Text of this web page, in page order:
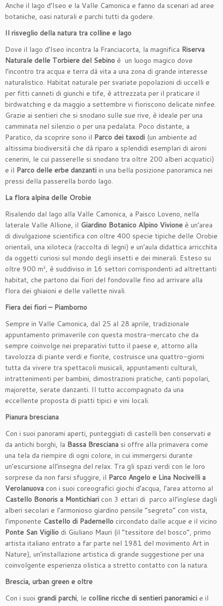
Anche il lago d’Iseo e la Valle Camonica e fanno da scenari ad aree
botaniche, oasi naturali e parchi tutti da godere.
Il risveglio della natura tra colline e lago
Dove il lago d’Iseo incontra la Franciacorta, la magnifica Riserva
Naturale delle Torbiere del Sebino è un luogo magico dove
l’incontro tra acqua e terra dà vita a una zona di grande interesse
naturalistico. Habitat naturale per svariate popolazioni di uccelli e
per fitti canneti di giunchi e tife, è attrezzata per il praticare il
birdwatching e da maggio a settembre vi fioriscono delicate ninfee.
Grazie ai sentieri che si snodano sulle sue rive, è ideale per una
camminata nel silenzio o per una pedalata. Poco distante, a
Paratico, da scoprire sono il Parco dei taxodi (un ambiente ad
altissima biodiversità che dà riparo a splendidi esemplari di aironi
cenerini, le cui passerelle si snodano tra oltre 200 alberi acquatici)
e il Parco delle erbe danzanti in una bella posizione panoramica nei
pressi della passerella bordo lago.
La flora alpina delle Orobie
Risalendo dal lago alla Valle Camonica, a Paisco Loveno, nella
laterale Valle Allione, il Giardino Botanico Alpino Vivione è un’area
di divulgazione scientifica con oltre 400 specie tipiche delle Orobie
orientali, una xiloteca (raccolta di legni) e un’aula didattica arricchita
da oggetti curiosi sul mondo degli insetti e dei minerali. Esteso su
oltre 900 m², è suddiviso in 16 settori corrispondenti ad altrettanti
habitat, che partono dai fiori del fondovalle fino ad arrivare alla
flora dei ghiaioni e delle vallette nivali.
Fiera dei fiori – Piamborno
Sempre in Valle Camonica, dal 25 al 28 aprile, tradizionale
appuntamento primaverile con questa mostra-mercato che da
sempre coinvolge nei preparativi tutto il paese e, attorno alla
tavolozza di piante verdi e fiorite, costruisce una quattro-giorni
tutta da vivere tra spettacoli musicali, appuntamenti culturali,
intrattenimenti per bambini, dimostrazioni pratiche, canti popolari,
majorette, serate danzanti. Il tutto accompagnato da una
eccellente proposta di piatti tipici e vini locali.
Pianura bresciana
Con i suoi panorami aperti, punteggiati di castelli ben conservati e
da antichi borghi, la Bassa Bresciana si offre alla primavera come
una tela da riempire di ogni colore, in cui immergersi durante
un’escursione all’insegna del relax. Tra gli spazi verdi con le loro
sorprese da non farsi sfuggire, il Parco Angelo e Lina Nocivelli a
Verolanuova con i suoi coreografici giochi d’acqua, l’area attorno al
Castello Bonoris a Montichiari con 3 ettari di parco all’inglese dagli
alberi secolari e l’armonioso giardino pensile “segreto” con vista,
l’imponente Castello di Padernello circondato dalle acque e il vicino
Ponte San Vigilio di Giuliano Mauri (il “tessitore del bosco”, primo
artista italiano entrato a far parte nel 1981 del movimento Art in
Nature), un’installazione artistica di grande suggestione per una
coinvolgente esperienza olistica a stretto contatto con la natura.
Brescia, urban green e oltre
Con i suoi grandi parchi, le colline ricche di sentieri panoramici e il